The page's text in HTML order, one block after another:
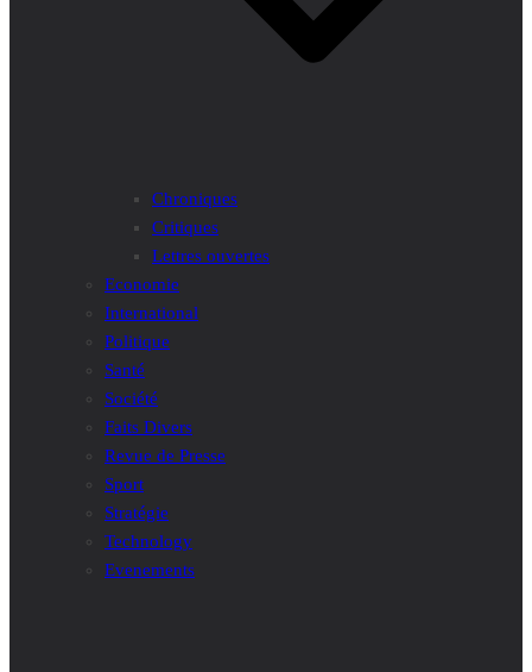
Chroniques
Critiques
Lettres ouvertes
Economie
International
Politique
Santé
Société
Faits Divers
Revue de Presse
Sport
Stratégie
Technology
Evenements